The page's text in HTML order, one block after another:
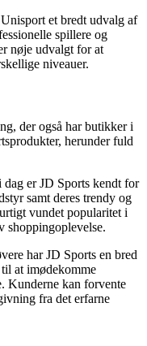
et bredt udvalg af
spillere og
nøje udvalgt for at
niveauer.
der også har butikker i
herunder fuld
er JD Sports kendt for
samt deres trendy og
vundet popularitet i
shoppingoplevelse.
har JD Sports en bred
at imødekomme
Kunderne kan forvente
fra det erfarne